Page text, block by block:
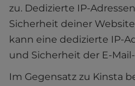
zu. Dedizierte IP-
Sicherheit deiner
kann eine dedizierte IP-
und Sicherheit der E-
Im Gegensatz zu Kinsta